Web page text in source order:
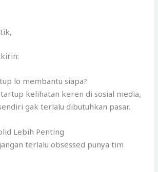
lo membantu siapa?
kelihatan keren di sosial media,
gak terlalu dibutuhkan pasar.
Lebih Penting
terlalu obsessed punya tim